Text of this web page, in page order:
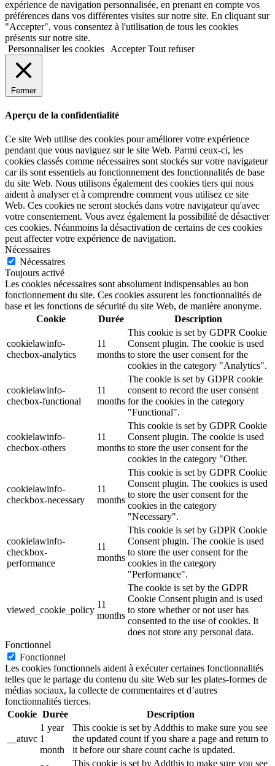
expérience de navigation personnalisée, en prenant en compte vos
préférences dans vos différentes visites sur notre site. En cliquant sur
"Accepter", vous consentez à l'utilisation de tous les cookies
présents sur notre site.
Personnaliser les cookies
Accepter Tout refuser
Fermer
Aperçu de la confidentialité
Ce site Web utilise des cookies pour améliorer votre expérience
pendant que vous naviguez sur le site Web. Parmi ceux-ci, les
cookies classés comme nécessaires sont stockés sur votre navigateur
car ils sont essentiels au fonctionnement des fonctionnalités de base
du site Web. Nous utilisons également des cookies tiers qui nous
aident à analyser et à comprendre comment vous utilisez ce site
Web. Ces cookies ne seront stockés dans votre navigateur qu'avec
votre consentement. Vous avez également la possibilité de désactiver
ces cookies. Néanmoins la désactivation de certains de ces cookies
peut affecter votre expérience de navigation.
Nécessaires
Nécessaires
Toujours activé
Les cookies nécessaires sont absolument indispensables au bon
fonctionnement du site. Ces cookies assurent les fonctionnalités de
base et les fonctions de sécurité du site Web, de manière anonyme.
Cookie
Durée Description
cookielawinfo-
checbox-analytics
11
months
This cookie is set by GDPR Cookie
Consent plugin. The cookie is used
to store the user consent for the
cookies in the category "Analytics".
cookielawinfo-
checbox-functional
11
months
The cookie is set by GDPR cookie
consent to record the user consent
for the cookies in the category
"Functional".
cookielawinfo-
checbox-others
11
months
This cookie is set by GDPR Cookie
Consent plugin. The cookie is used
to store the user consent for the
cookies in the category "Other.
cookielawinfo-
checkbox-necessary
11
months
This cookie is set by GDPR Cookie
Consent plugin. The cookies is used
to store the user consent for the
cookies in the category
"Necessary".
cookielawinfo-
checkbox-
performance
11
months
This cookie is set by GDPR Cookie
Consent plugin. The cookie is used
to store the user consent for the
cookies in the category
"Performance".
viewed_cookie_policy
11
months
The cookie is set by the GDPR
Cookie Consent plugin and is used
to store whether or not user has
consented to the use of cookies. It
does not store any personal data.
Fonctionnel
Fonctionnel
Les cookies fonctionnels aident à exécuter certaines fonctionnalités
telles que le partage du contenu du site Web sur les plates-formes de
médias sociaux, la collecte de commentaires et d’autres
fonctionnalités tierces.
Cookie Durée Description
__atuvc
1 year
1
month
This cookie is set by Addthis to make sure you see
the updated count if you share a page and return to
it before our share count cache is updated.
This cookie is set by Addthis to make sure you see